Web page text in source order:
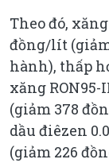
Theo đó,
đồng/lít
hành), thấp
xăng
(giảm 378
dầu điêzen
(giảm 226